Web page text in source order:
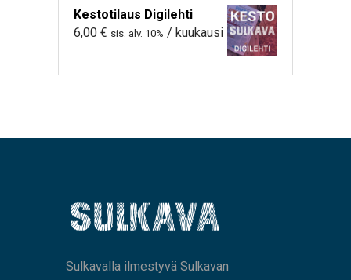
Kestotilaus Digilehti
6,00 € sis. alv. 10% / kuukausi
Sulkavalla ilmestyvä Sulkavan